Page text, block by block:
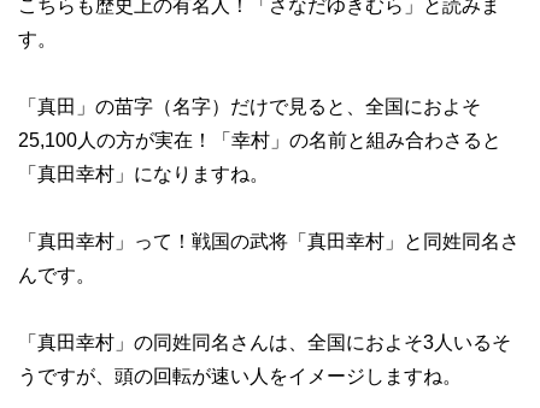
こちらも歴史上の有名人！「さなだゆきむら」と読みま
す。
「真田」の苗字（名字）だけで見ると、全国におよそ
25,100人の方が実在！「幸村」の名前と組み合わさると
「真田幸村」になりますね。
「真田幸村」って！戦国の武将「真田幸村」と同姓同名さ
んです。
「真田幸村」の同姓同名さんは、全国におよそ3人いるそ
うですが、頭の回転が速い人をイメージしますね。